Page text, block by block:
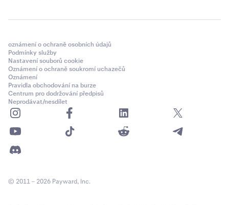
oznámení o ochraně osobních údajů
Podmínky služby
Nastavení souborů cookie
Oznámení o ochraně soukromí uchazečů
Oznámení
Pravidla obchodování na burze
Centrum pro dodržování předpisů
Neprodávat/nesdílet
© 2011 – 2026 Payward, Inc.